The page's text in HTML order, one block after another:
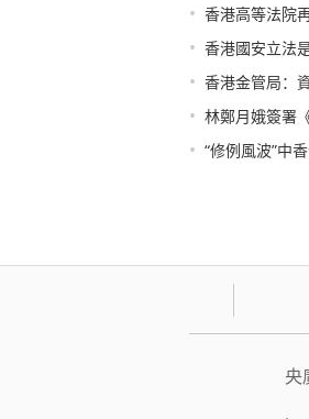
• 香港高等法院
• 香港國安立法
• 香港金管局：
• 林鄭月娥簽署
• “修例風波”中
央